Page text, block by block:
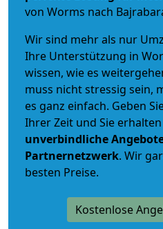
von Worms nach
Wir sind mehr als nur
Ihre Unterstützung in
wissen, wie es
muss nicht stressig sein,
es ganz einfach. Geben
Ihrer Zeit und Sie erhalten
unverbindliche
Partnernetzwerk. Wir
besten Preise.
Kostenlose